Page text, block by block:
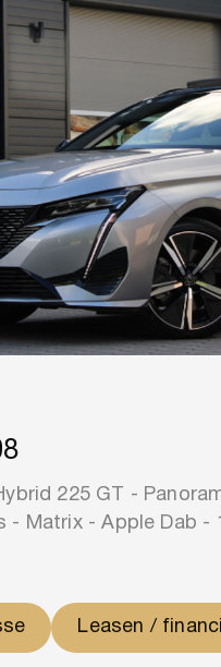
225 GT -
- Matrix - Apple Dab -
Leasen /